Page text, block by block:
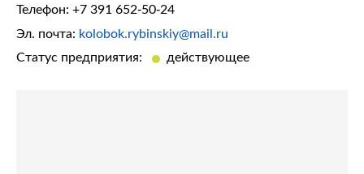
Телефон: +7 391 652-50-24
Эл. почта: kolobok.rybinskiy@mail.ru
Статус предприятия:
действующее